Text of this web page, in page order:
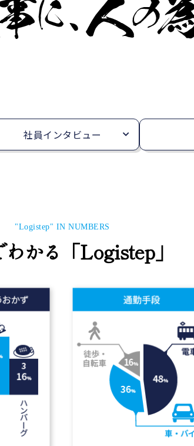
社員インタビュー
"Logistep" IN NUMBERS
かる「Logistep」